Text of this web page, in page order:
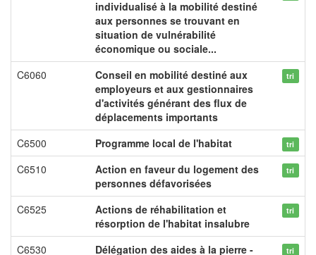
individualisé à la mobilité destiné
aux personnes se trouvant en
situation de vulnérabilité
économique ou sociale...
C6060
Conseil en mobilité destiné aux
employeurs et aux gestionnaires
d'activités générant des flux de
déplacements importants
tri
C6500 Programme local de l'habitat tri
C6510
Action en faveur du logement des
personnes défavorisées
tri
C6525
Actions de réhabilitation et
résorption de l'habitat insalubre
tri
C6530
Délégation des aides à la pierre -
tri